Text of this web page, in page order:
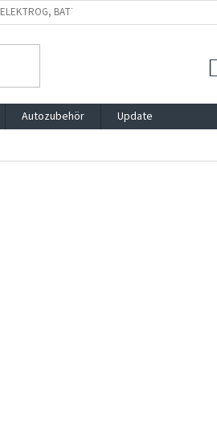
ELEKTROG, BATTG, VERPACKG
Autozubehör
Update